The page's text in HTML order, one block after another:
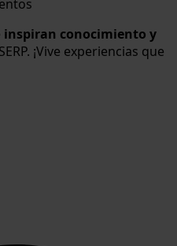
inspiran conocimiento y
¡Vive experiencias que